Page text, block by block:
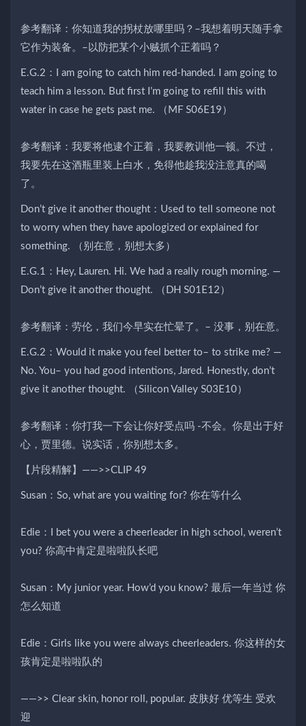
参考翻译：你知道我的拐杖放哪里吗？–我想着明天随手拿
它作为装备。–以防把某个小贼抓个正着吗？
E.G.2：I am going to catch him red-handed. I am going to
teach him a lesson. But first I’m going to refill this with
water in case he gets past me. （MF S06E19）
参考翻译：我要将他逮个正着，我要教训他一顿。不过，
我要先在这酒瓶里装上白水，免得他趁我没注意真的喝
了。
Don’t give it another thought：Used to tell someone not
to worry when they have apologized or explained for
something. （别在意，别想太多）
E.G.1：Hey, Lauren. Hi. We had a really rough morning. —
Don’t give it another thought. （DH S01E12）
参考翻译：劳伦，我们今早实在忙晕了。– 没事，别在意。
E.G.2：Would it make you feel better to– to strike me? —
No. You– you had good intentions, Jared. Honestly, don’t
give it another thought. （Silicon Valley S03E10）
参考翻译：你打我一下会让你好受点吗 -不会。你是出于好
心，贾里德。说实话，你别想太多。
【片段精解】——>>CLIP 49
Susan：So, what are you waiting for? 你在等什么
Edie：I bet you were a cheerleader in high school, weren’t
you? 你高中肯定是啦啦队长吧
Susan：My junior year. How’d you know? 最后一年当过 你
怎么知道
Edie：Girls like you were always cheerleaders. 你这样的女
孩肯定是啦啦队的
——>> Clear skin, honor roll, popular. 皮肤好 优等生 受欢
迎